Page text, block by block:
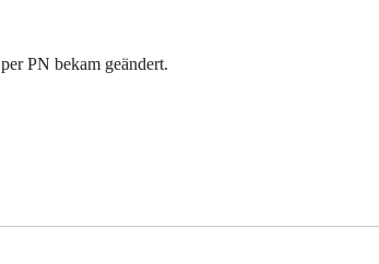
PN bekam geändert.